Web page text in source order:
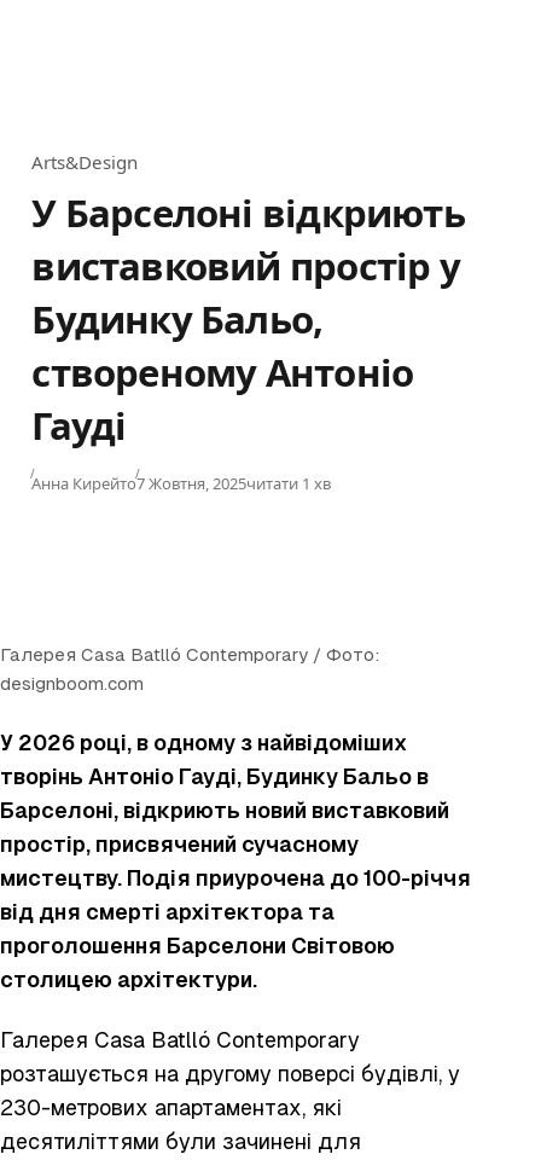
Category
Arts&Design
У Барселоні відкриють
виставковий простір у
Будинку Бальо,
створеному Антоніо
Гауді
Анна КирейтоPublished
7 Жовтня, 2025читати 1 хв
Галерея Casa Batlló Contemporary / Фото:
designboom.com
У 2026 році, в одному з найвідоміших
творінь Антоніо Гауді, Будинку Бальо в
Барселоні, відкриють новий виставковий
простір, присвячений сучасному
мистецтву. Подія приурочена до 100-річчя
від дня смерті архітектора та
проголошення Барселони Світовою
столицею архітектури.
Галерея Casa Batlló Contemporary
розташується на другому поверсі будівлі, у
230-метрових апартаментах, які
десятиліттями були зачинені для